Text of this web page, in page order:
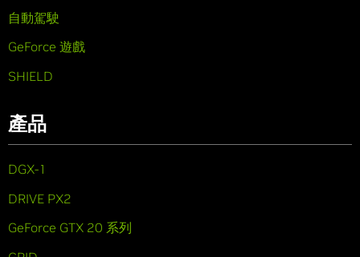
自動駕駛
GeForce 遊戲
SHIELD
產品
DGX-1
DRIVE PX2
GeForce GTX 20 系列